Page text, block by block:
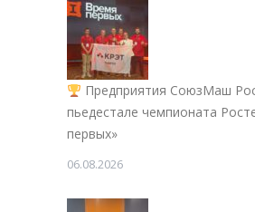
Предприятия СоюзМаш
пьедестале чемпионата
первых»
06.08.2026